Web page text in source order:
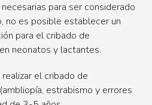
para ser considerado
no es posible establecer un
para el cribado de
neonatos y lactantes.
el cribado de
estrabismo y errores